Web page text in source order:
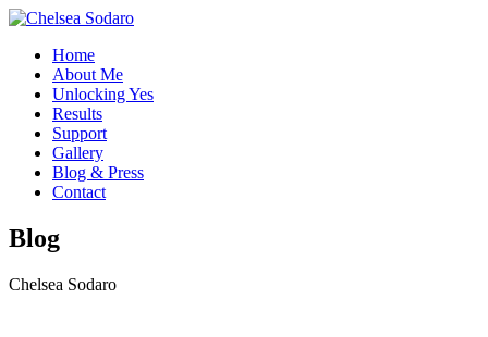
Home
About Me
Unlocking Yes
Results
Support
Gallery
Blog & Press
Contact
Blog
Chelsea Sodaro